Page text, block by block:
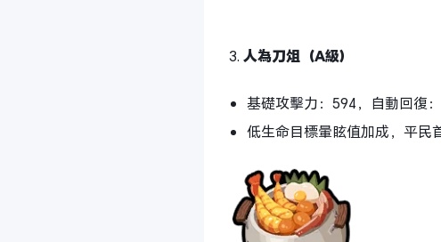
3. 人為刀俎（A級）
基礎攻擊力：594，自動回復
低生命目標暈眩值加成，平民